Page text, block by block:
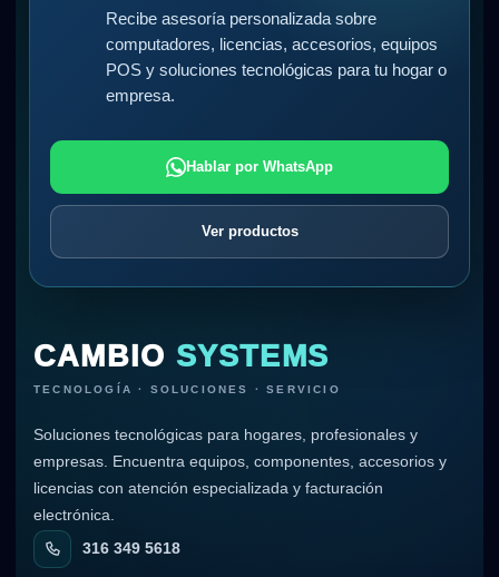
Recibe asesoría personalizada sobre
computadores, licencias, accesorios, equipos
POS y soluciones tecnológicas para tu hogar o
empresa.
Hablar por WhatsApp
Ver productos
CAMBIO SYSTEMS
TECNOLOGÍA · SOLUCIONES · SERVICIO
Soluciones tecnológicas para hogares, profesionales y
empresas. Encuentra equipos, componentes, accesorios y
licencias con atención especializada y facturación
electrónica.
316 349 5618